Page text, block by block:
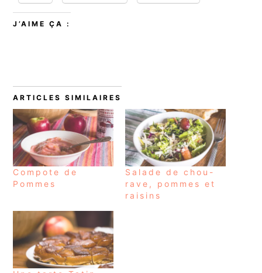
J’AIME ÇA :
ARTICLES SIMILAIRES
Compote de
Pommes
Salade de chou-
rave, pommes et
raisins